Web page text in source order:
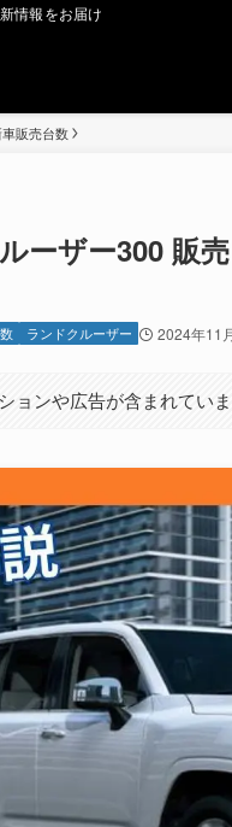
情報をお届け
車販売台数
ーザー300 販
ランドクルーザー 2024年11
ョンや広告が含まれてい